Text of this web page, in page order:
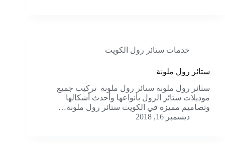
خدمات ستائر رول الكويت
ستائر رول ملونة
ستائر رول ملونة ستائر رول ملونة تركيب جميع
موديلات ستائر الرول بأنواعها وأحدث أشكالها
وتصاميم مميزة في الكويت ستائر رول ملونة…
ديسمبر 16, 2018